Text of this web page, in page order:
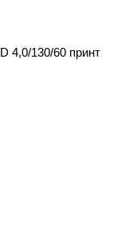
4,0/130/60 принт